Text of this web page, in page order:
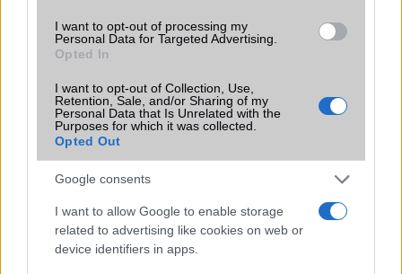
I want to opt-out of processing my
Personal Data for Targeted Advertising.
Opted In
I want to opt-out of Collection, Use,
Retention, Sale, and/or Sharing of my
Personal Data that Is Unrelated with the
Purposes for which it was collected.
Opted Out
Google consents
I want to allow Google to enable storage
related to advertising like cookies on web or
device identifiers in apps.
Számos népszerű Samsung Galaxy
készülék kimarad a One UI 9
modellekről
2026.06.30| Phone Arena
A One UI 9 érkezése új mesterséges intelligencia-
funkciókat és továbbfejlesztett kezelőfelületet hoz,
azonban több korábbi csúcskategóriás és középkategóriás
Galaxy készülék számára ez lesz az út vége.
iPhone 18 bemutató dátum - ekkor
rántja le a leplet az Apple az új
csúcsmobilokról